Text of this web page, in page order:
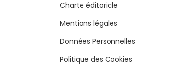
Charte éditoriale
Mentions légales
Données Personnelles
Politique des Cookies